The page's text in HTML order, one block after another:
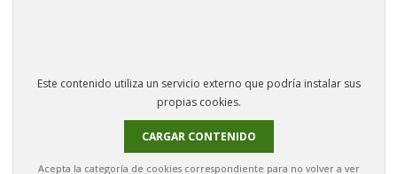
Este contenido utiliza un servicio externo que podría instalar sus
propias cookies.
CARGAR CONTENIDO
Acepta la categoría de cookies correspondiente para no volver a ver